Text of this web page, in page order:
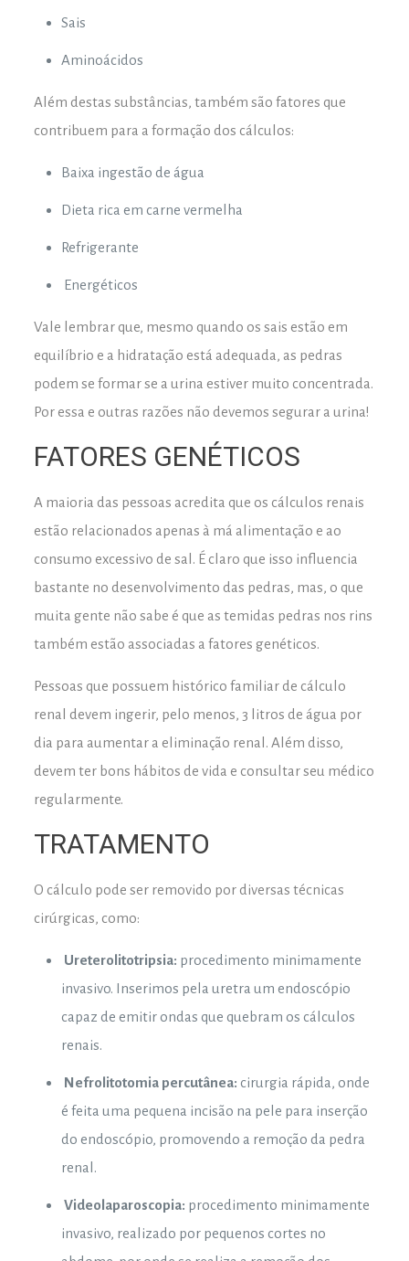
Sais
Aminoácidos
Além destas substâncias, também são fatores que
contribuem para a formação dos cálculos:
Baixa ingestão de água
Dieta rica em carne vermelha
Refrigerante
Energéticos
Vale lembrar que, mesmo quando os sais estão em
equilíbrio e a hidratação está adequada, as pedras
podem se formar se a urina estiver muito concentrada.
Por essa e outras razões não devemos segurar a urina!
FATORES GENÉTICOS
A maioria das pessoas acredita que os cálculos renais
estão relacionados apenas à má alimentação e ao
consumo excessivo de sal. É claro que isso influencia
bastante no desenvolvimento das pedras, mas, o que
muita gente não sabe é que as temidas pedras nos rins
também estão associadas a fatores genéticos.
Pessoas que possuem histórico familiar de cálculo
renal devem ingerir, pelo menos, 3 litros de água por
dia para aumentar a eliminação renal. Além disso,
devem ter bons hábitos de vida e consultar seu médico
regularmente.
TRATAMENTO
O cálculo pode ser removido por diversas técnicas
cirúrgicas, como:
Ureterolitotripsia: procedimento minimamente
invasivo. Inserimos pela uretra um endoscópio
capaz de emitir ondas que quebram os cálculos
renais.
Nefrolitotomia percutânea: cirurgia rápida, onde
é feita uma pequena incisão na pele para inserção
do endoscópio, promovendo a remoção da pedra
renal.
Videolaparoscopia: procedimento minimamente
invasivo, realizado por pequenos cortes no